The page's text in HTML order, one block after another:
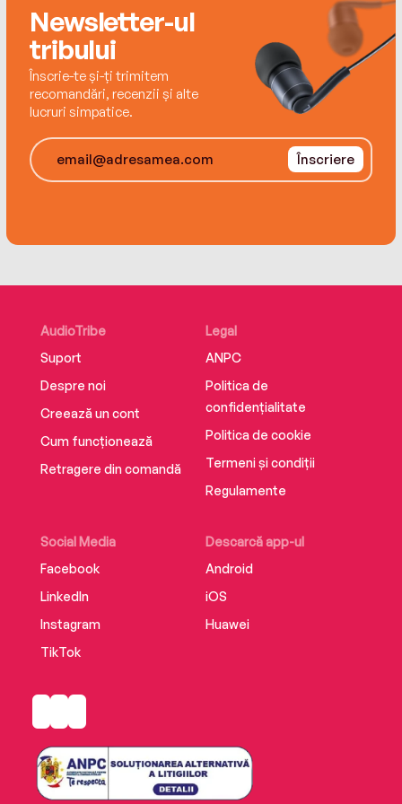
Newsletter-ul
tribului
Înscrie-te și-ți trimitem
recomandări, recenzii și alte
lucruri simpatice.
Înscriere
AudioTribe
Suport
Despre noi
Creează un cont
Cum funcționează
Retragere din comandă
Social Media
Facebook
LinkedIn
Instagram
TikTok
Descarcă app-ul
Android
iOS
Huawei
Legal
ANPC
Politica de
confidențialitate
Politica de cookie
Termeni și condiții
Regulamente